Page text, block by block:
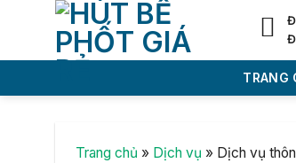
TRANG
Trang chủ » Dịch vụ » Dịch vụ